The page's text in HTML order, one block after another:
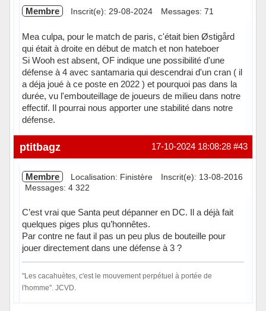
Membre Inscrit(e): 29-08-2024 Messages: 71
Mea culpa, pour le match de paris, c'était bien Østigård
qui était à droite en début de match et non hateboer
Si Wooh est absent, OF indique une possibilité d'une
défense à 4 avec santamaria qui descendrai d'un cran ( il
a déja joué à ce poste en 2022 ) et pourquoi pas dans la
durée, vu l'embouteillage de joueurs de milieu dans notre
effectif. Il pourrai nous apporter une stabilité dans notre
défense.
Hors ligne #43
17-10-2024 18:08:28
ptitbagz
Membre Localisation: Finistère
Inscrit(e): 13-08-2016
Messages: 4 322
C’est vrai que Santa peut dépanner en DC. Il a déjà fait
quelques piges plus qu’honnêtes.
Par contre ne faut il pas un peu plus de bouteille pour
jouer directement dans une défense à 3 ?
"Les cacahuètes, c'est le mouvement perpétuel à portée de
l'homme". JCVD.